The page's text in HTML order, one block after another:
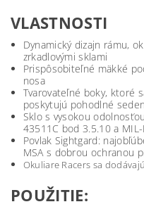
VLASTNOSTI
Dynamický dizajn rámu,
zrkadlovými sklami
Prispôsobiteľné mäkké
nosa
Tvarovateľné boky, ktoré
poskytujú pohodlné
Sklo s vysokou
43511C bod 3.5.10 a
Povlak Sightgard:
MSA s dobrou ochranou
Okuliare Racers sa
POUŽITIE: